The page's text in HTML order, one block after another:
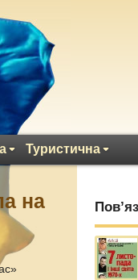
Туристична
на